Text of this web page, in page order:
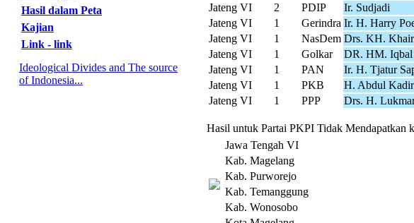
Hasil dalam Peta
Kajian
Link - link
Ideological Divides and The source
of Indonesia...
Jateng VI
2 PDIP Ir. Sudjadi
Jateng VI
1 Gerindra Ir. H. Harry
Jateng VI
1 NasDem Drs. KH.
Jateng VI
1 Golkar DR. HM.
Jateng VI
1 PAN Ir. H. Tjatur
Jateng VI
1 PKB H. Abdul
Jateng VI
1 PPP Drs. H.
Hasil untuk Partai PKPI Tidak Mendapatkan
Jawa Tengah VI
Kab. Magelang
Kab. Purworejo
Kab. Temanggung
Kab. Wonosobo